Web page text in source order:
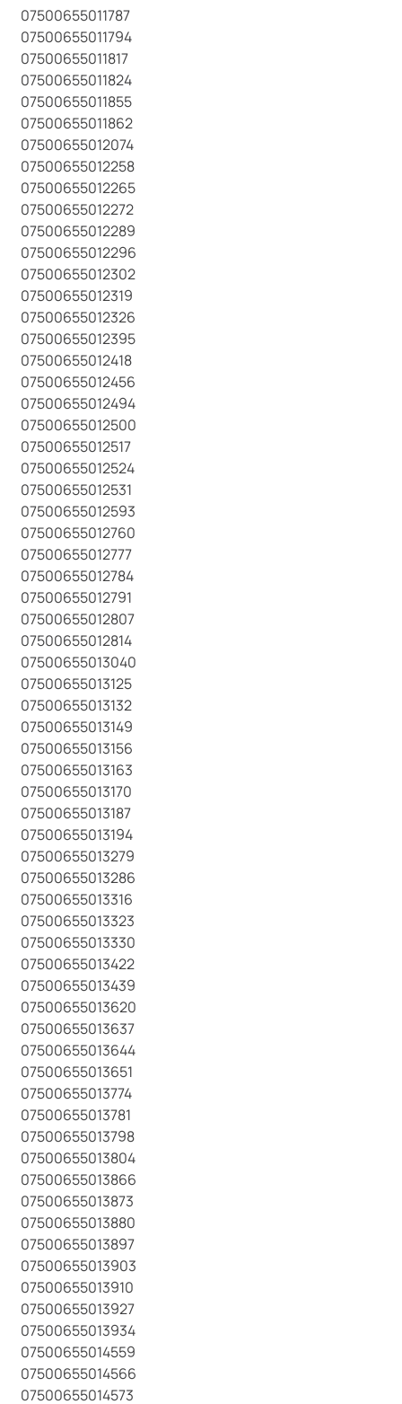
07500655011787
07500655011794
07500655011817
07500655011824
07500655011855
07500655011862
07500655012074
07500655012258
07500655012265
07500655012272
07500655012289
07500655012296
07500655012302
07500655012319
07500655012326
07500655012395
07500655012418
07500655012456
07500655012494
07500655012500
07500655012517
07500655012524
07500655012531
07500655012593
07500655012760
07500655012777
07500655012784
07500655012791
07500655012807
07500655012814
07500655013040
07500655013125
07500655013132
07500655013149
07500655013156
07500655013163
07500655013170
07500655013187
07500655013194
07500655013279
07500655013286
07500655013316
07500655013323
07500655013330
07500655013422
07500655013439
07500655013620
07500655013637
07500655013644
07500655013651
07500655013774
07500655013781
07500655013798
07500655013804
07500655013866
07500655013873
07500655013880
07500655013897
07500655013903
07500655013910
07500655013927
07500655013934
07500655014559
07500655014566
07500655014573